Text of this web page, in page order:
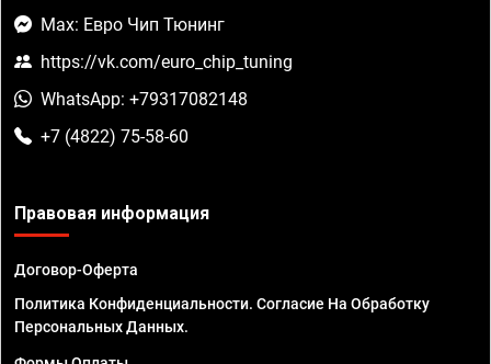
Max: Евро Чип Тюнинг
https://vk.com/euro_chip_tuning
WhatsApp: +79317082148
+7 (4822) 75-58-60
Правовая информация
Договор-Оферта
Политика Конфиденциальности. Согласие На Обработку
Персональных Данных.